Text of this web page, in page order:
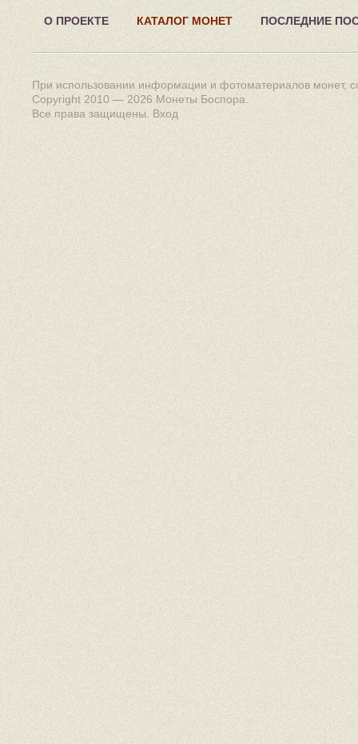
О ПРОЕКТЕ КАТАЛОГ МОНЕТ ПОСЛЕДНИЕ
При использовании информации и фотоматериалов монет,
Copyright 2010 — 2026 Монеты Боспора
Все права защищены. Вход